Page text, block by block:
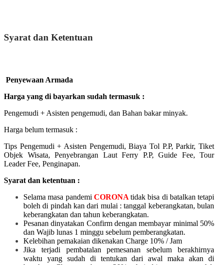
Syarat dan Ketentuan
Penyewaan Armada
Harga yang di bayarkan sudah termasuk :
Pengemudi + Asisten pengemudi, dan Bahan bakar minyak.
Harga belum termasuk :
Tips Pengemudi + Asisten Pengemudi, Biaya Tol P.P, Parkir, Tiket
Objek Wisata, Penyebrangan Laut Ferry P.P, Guide Fee, Tour
Leader Fee, Penginapan.
Syarat dan ketentuan :
Selama masa pandemi CORONA tidak bisa di batalkan tetapi
boleh di pindah kan dari mulai :tanggal keberangkatan, bulan
keberangkatan dan tahun keberangkatan.
Pesanan dinyatakan Confirm dengan membayar minimal 50%
dan Wajib lunas 1 minggu sebelum pemberangkatan.
Kelebihan pemakaian dikenakan Charge 10% / Jam
Jika terjadi pembatalan pemesanan sebelum berakhirnya
waktu yang sudah di tentukan dari awal maka akan di